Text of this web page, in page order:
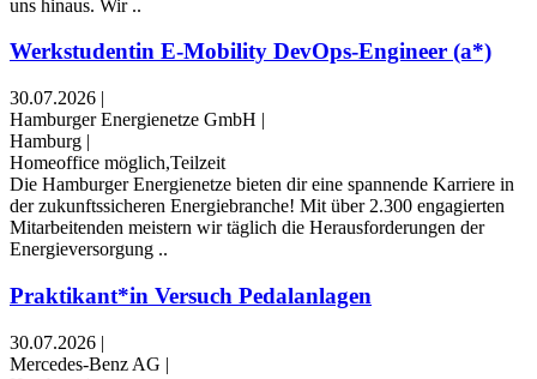
uns hinaus. Wir ..
Werkstudentin E-Mobility DevOps-Engineer (a*)
30.07.2026 |
Hamburger Energienetze GmbH |
Hamburg |
Homeoffice möglich,Teilzeit
Die Hamburger Energienetze bieten dir eine spannende Karriere in
der zukunftssicheren Energiebranche! Mit über 2.300 engagierten
Mitarbeitenden meistern wir täglich die Herausforderungen der
Energieversorgung ..
Praktikant*in Versuch Pedalanlagen
30.07.2026 |
Mercedes-Benz AG |